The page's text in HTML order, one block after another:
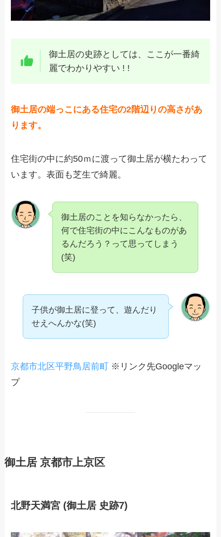
御土居の史跡としては、ここが一番綺
麗でわかりやすい ! !
御土居の端っこにある住宅の2階辺りの高さがあ
ります。
住宅街の中に約50ｍに渡って御土居が横たわって
います。表面も芝生で綺麗。
御土居のことを知らなかったら、
何で住宅街の中にこんなものがあ
るんだろう？って思ってしまう
(笑)
子供が御土居に登って、遊んだり
せえへんかな(笑)
京都市北区平野鳥居前町
※リンク先Googleマッ
プ
御土居 京都市上京区
北野天満宮 (御土居 史跡7)